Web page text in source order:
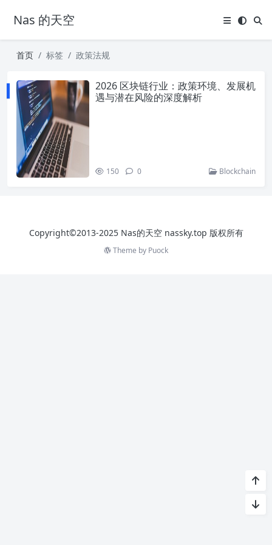
Nas 的天空
首页 标签 政策法规
2026 区块链行业：政策环境、发展机
遇与潜在风险的深度解析
150 0 Blockchain
Copyright©2013-2025 Nas的天空 nassky.top 版权所有
Theme by Puock